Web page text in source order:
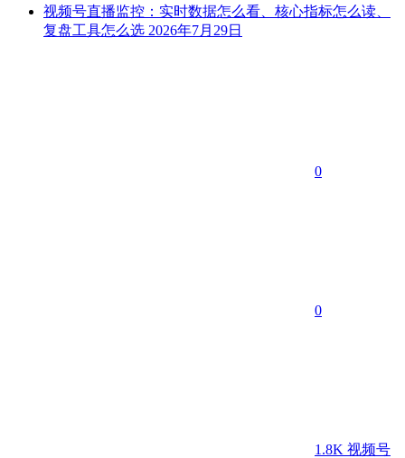
视频号直播监控：实时数据怎么看、核心指标怎么读、
复盘工具怎么选 2026年7月29日
0
0
1.8K 视频号